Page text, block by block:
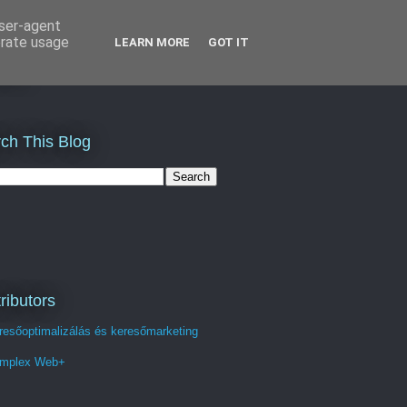
This Blog
és keresőmarketing
Web+
agent
usage
LEARN MORE GOT IT